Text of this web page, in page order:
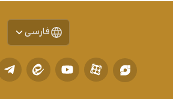
فارسی